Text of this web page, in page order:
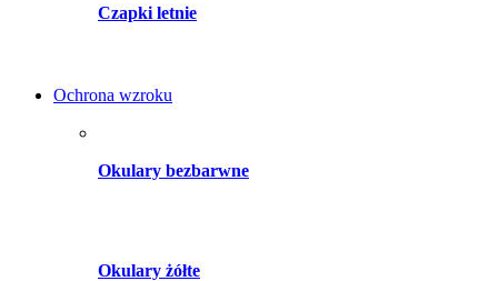
Czapki letnie
Ochrona wzroku
Okulary bezbarwne
Okulary żółte